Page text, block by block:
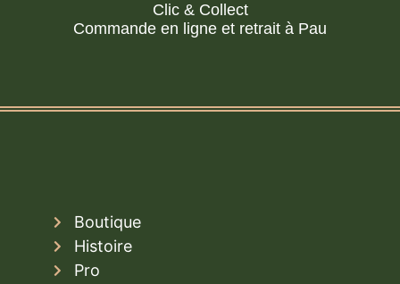
Clic & Collect
Commande en ligne et retrait à Pau
Boutique
Histoire
Pro